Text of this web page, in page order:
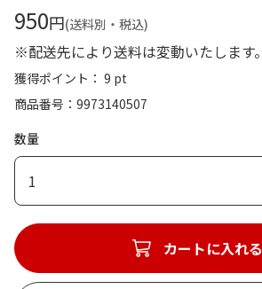
950円(送料別・税込)
※配送先により送料は変動いたします。
獲得ポイント： 9 pt
商品番号
9973140507
数量
1
カートに入れる